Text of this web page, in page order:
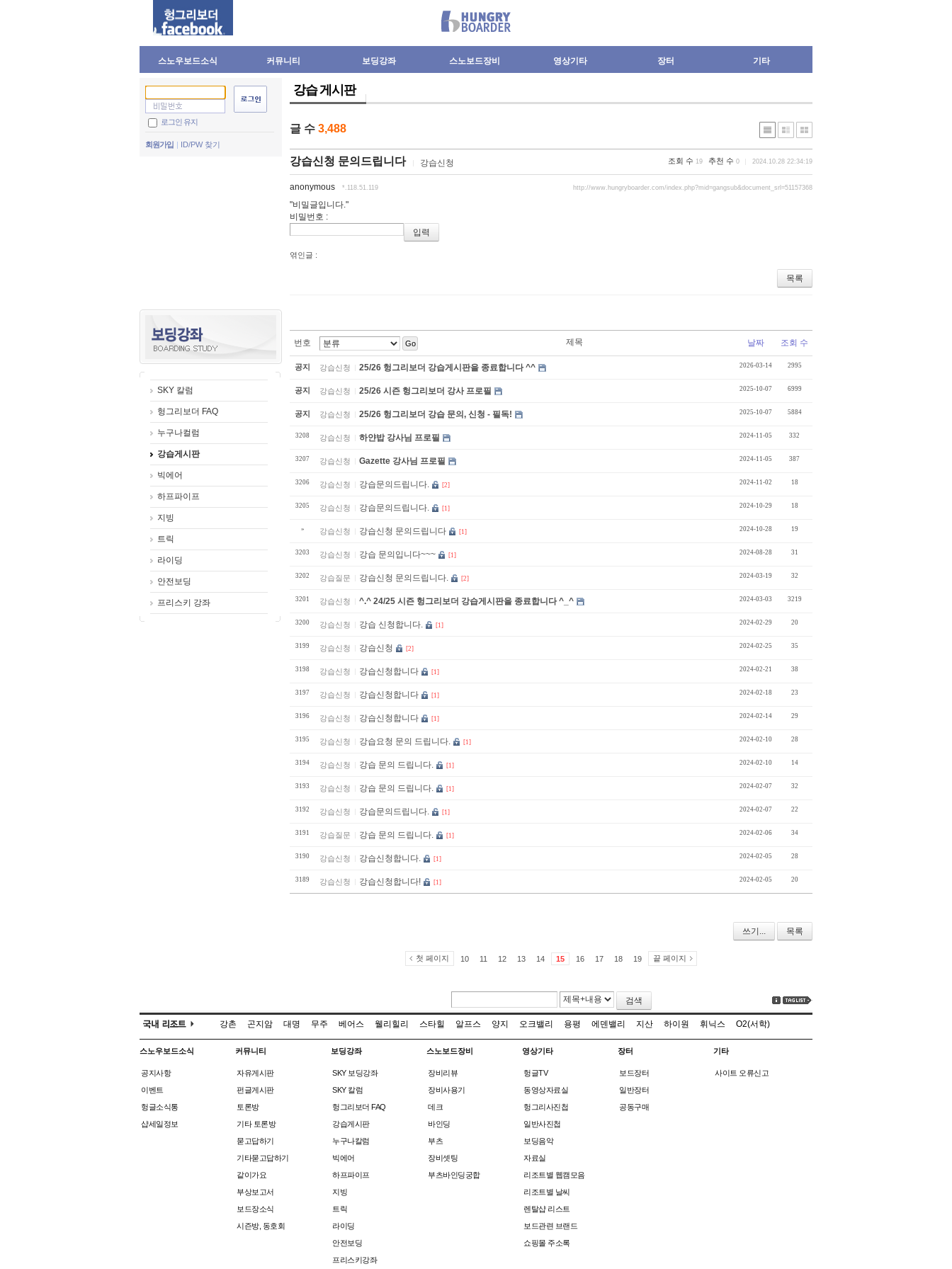
스노우보드소식 커뮤니티 보딩강좌 스노보드장비 영상기타 장터 기타
로그인 유지
회원가입 ID/PW 찾기
SKY 칼럼
헝그리보더 FAQ
누구나컬럼
강습게시판
빅에어
하프파이프
지빙
트릭
라이딩
안전보딩
프리스키 강좌
강습 게시판
글 수 3,488
강습신청 문의드립니다 강습신청 조회 수 19 추천 수 0 2024.10.28 22:34:19
anonymous *.118.51.119 http://www.hungryboarder.com/index.php?mid=gangsub&document_srl=51157368
"비밀글입니다."
비밀번호 :
엮인글 :
목록
번호 Go 제목 날짜 조회 수
공지 강습신청 25/26 헝그리보더 강습게시판을 종료합니다 ^^ 2026-03-14 2995
공지 강습신청 25/26 시즌 헝그리보더 강사 프로필 2025-10-07 6999
공지 강습신청 25/26 헝그리보더 강습 문의, 신청 - 필독! 2025-10-07 5884
3208 강습신청 하얀밥 강사님 프로필 2024-11-05 332
3207 강습신청 Gazette 강사님 프로필 2024-11-05 387
3206 강습신청 강습문의드립니다. [2] 2024-11-02 18
3205 강습신청 강습문의드립니다. [1] 2024-10-29 18
» 강습신청 강습신청 문의드립니다 [1] 2024-10-28 19
3203 강습신청 강습 문의입니다~~~ [1] 2024-08-28 31
3202 강습질문 강습신청 문의드립니다. [2] 2024-03-19 32
3201 강습신청 ^.^ 24/25 시즌 헝그리보더 강습게시판을 종료합니다 ^_^ 2024-03-03 3219
3200 강습신청 강습 신청합니다. [1] 2024-02-29 20
3199 강습신청 강습신청 [2] 2024-02-25 35
3198 강습신청 강습신청합니다 [1] 2024-02-21 38
3197 강습신청 강습신청합니다 [1] 2024-02-18 23
3196 강습신청 강습신청합니다 [1] 2024-02-14 29
3195 강습신청 강습요청 문의 드립니다. [1] 2024-02-10 28
3194 강습신청 강습 문의 드립니다. [1] 2024-02-10 14
3193 강습신청 강습 문의 드립니다. [1] 2024-02-07 32
3192 강습신청 강습문의드립니다. [1] 2024-02-07 22
3191 강습질문 강습 문의 드립니다. [1] 2024-02-06 34
3190 강습신청 강습신청합니다. [1] 2024-02-05 28
3189 강습신청 강습신청합니다! [1] 2024-02-05 20
쓰기... 목록
첫 페이지 10 11 12 13 14 15 16 17 18 19 끝 페이지
검색
강촌 곤지암 대명 무주 베어스 웰리힐리 스타힐 알프스 양지 오크밸리 용평 에덴밸리 지산 하이원 휘닉스 O2(서학)
스노우보드소식
공지사항
이벤트
헝글소식통
샵세일정보
커뮤니티
자유게시판
펀글게시판
토론방
기타 토론방
묻고답하기
기타묻고답하기
같이가요
부상보고서
보드장소식
시즌방, 동호회
보딩강좌
SKY 보딩강좌
SKY 칼럼
헝그리보더 FAQ
강습게시판
누구나칼럼
빅에어
하프파이프
지빙
트릭
라이딩
안전보딩
프리스키강좌
스노보드장비
장비리뷰
장비사용기
데크
바인딩
부츠
장비셋팅
부츠바인딩궁합
영상기타
헝글TV
동영상자료실
헝그리사진첩
일반사진첩
보딩음악
자료실
리조트별 웹캠모음
리조트별 날씨
렌탈샵 리스트
보드관련 브랜드
쇼핑몰 주소록
장터
보드장터
일반장터
공동구매
기타
사이트 오류신고